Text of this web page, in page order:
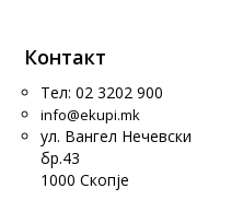
Контакт
Тел: 02 3202 900
info@ekupi.mk
ул. Вангел Нечевски
бр.43
1000 Скопје